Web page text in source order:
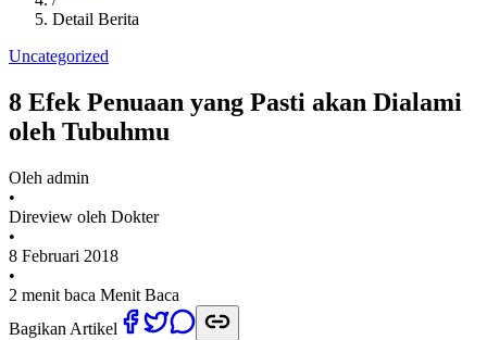
Detail Berita
Uncategorized
8 Efek Penuaan yang Pasti akan Dialami
oleh Tubuhmu
Oleh admin
•
Direview oleh Dokter
•
8 Februari 2018
•
2 menit baca Menit Baca
Bagikan Artikel